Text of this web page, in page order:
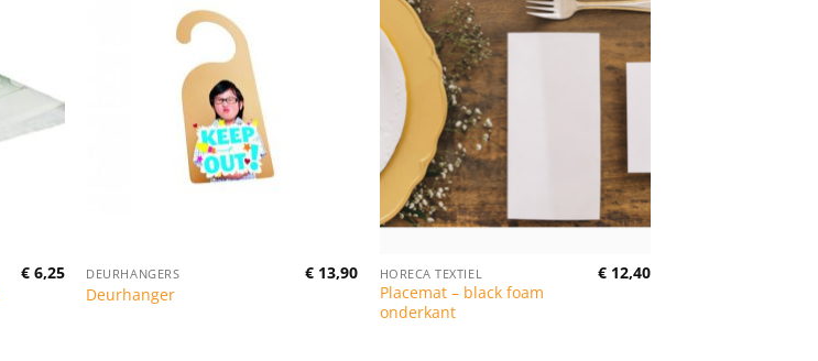
€6,25 DEURHANGERS
Deurhanger
€13,90 HORECA TEXTIEL
Placemat – black foam
onderkant
€ 12,40